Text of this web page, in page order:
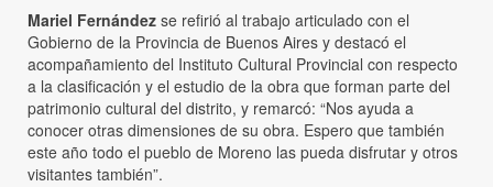
Mariel Fernández se refirió al trabajo articulado con el
Gobierno de la Provincia de Buenos Aires y destacó el
acompañamiento del Instituto Cultural Provincial con respecto
a la clasificación y el estudio de la obra que forman parte del
patrimonio cultural del distrito, y remarcó: “Nos ayuda a
conocer otras dimensiones de su obra. Espero que también
este año todo el pueblo de Moreno las pueda disfrutar y otros
visitantes también”.